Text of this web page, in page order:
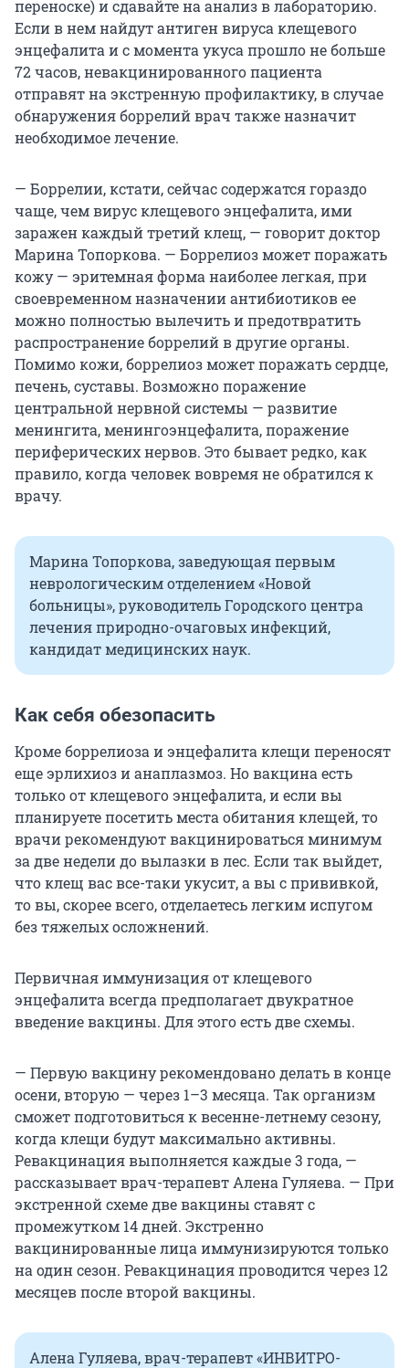
переноске) и сдавайте на анализ в лабораторию.
Если в нем найдут антиген вируса клещевого
энцефалита и с момента укуса прошло не больше
72 часов, невакцинированного пациента
отправят на экстренную профилактику, в случае
обнаружения боррелий врач также назначит
необходимое лечение.
— Боррелии, кстати, сейчас содержатся гораздо
чаще, чем вирус клещевого энцефалита, ими
заражен каждый третий клещ, — говорит доктор
Марина Топоркова. — Боррелиоз может поражать
кожу — эритемная форма наиболее легкая, при
своевременном назначении антибиотиков ее
можно полностью вылечить и предотвратить
распространение боррелий в другие органы.
Помимо кожи, боррелиоз может поражать сердце,
печень, суставы. Возможно поражение
центральной нервной системы — развитие
менингита, менингоэнцефалита, поражение
периферических нервов. Это бывает редко, как
правило, когда человек вовремя не обратился к
врачу.
Марина Топоркова, заведующая первым
неврологическим отделением «Новой
больницы», руководитель Городского центра
лечения природно-очаговых инфекций,
кандидат медицинских наук.
Как себя обезопасить
Кроме боррелиоза и энцефалита клещи переносят
еще эрлихиоз и анаплазмоз. Но вакцина есть
только от клещевого энцефалита, и если вы
планируете посетить места обитания клещей, то
врачи рекомендуют вакцинироваться минимум
за две недели до вылазки в лес. Если так выйдет,
что клещ вас все-таки укусит, а вы с прививкой,
то вы, скорее всего, отделаетесь легким испугом
без тяжелых осложнений.
Первичная иммунизация от клещевого
энцефалита всегда предполагает двукратное
введение вакцины. Для этого есть две схемы.
— Первую вакцину рекомендовано делать в конце
осени, вторую — через 1–3 месяца. Так организм
сможет подготовиться к весенне-летнему сезону,
когда клещи будут максимально активны.
Ревакцинация выполняется каждые 3 года, —
рассказывает врач-терапевт Алена Гуляева. — При
экстренной схеме две вакцины ставят с
промежутком 14 дней. Экстренно
вакцинированные лица иммунизируются только
на один сезон. Ревакцинация проводится через 12
месяцев после второй вакцины.
Алена Гуляева, врач-терапевт «ИНВИТРО-